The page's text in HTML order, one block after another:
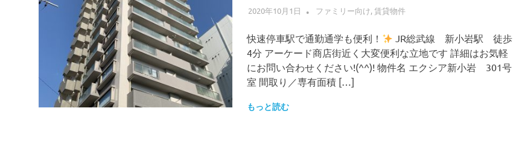
2020年10月1日 ALLFLOW
ファミリー向け,賃貸物件
快速停車駅で通勤通学も便利！
JR総武線 新小岩駅 徒歩
4分 アーケード商店街近く大変便利な立地です 詳細はお気軽
にお問い合わせください!(^^)! 物件名 エクシア新小岩 301号
室 間取り／専有面積 […]
もっと読む